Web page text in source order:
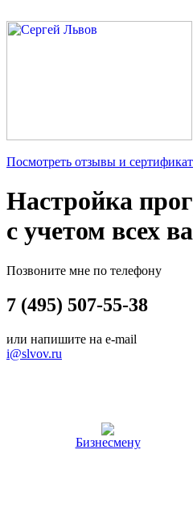
Посмотреть отзывы и
Настройка
с учетом всех
Позвоните мне по телефону
7 (495) 507-55-38
или напишите на e-mail
i@slvov.ru
Бизнесмену